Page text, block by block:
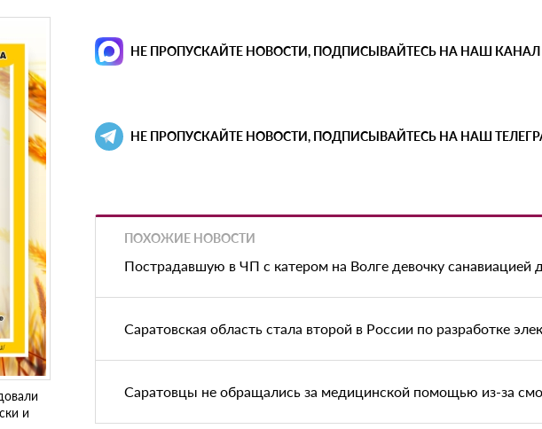
и
НЕ ПРОПУСКАЙТЕ НОВОСТИ, ПОДПИСЫВАЙТЕСЬ НА НАШ КАНАЛ
НЕ ПРОПУСКАЙТЕ НОВОСТИ, ПОДПИСЫВАЙТЕСЬ НА НАШ
ПОХОЖИЕ НОВОСТИ
Пострадавшую в ЧП с катером на Волге девочку санавиацией
Саратовская область стала второй в России по разработке
Саратовцы не обращались за медицинской помощью из-за